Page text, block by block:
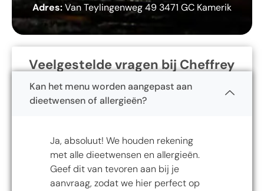
Adres:Van Teylingenweg 49 3471 GC Kamerik
Veelgestelde vragen bij Cheffrey
Kan het menu worden aangepast aan
dieetwensen of allergieën?
Ja, absoluut! We houden rekening
met alle dieetwensen en allergieën.
Geef dit van tevoren aan bij je
aanvraag, zodat we hier perfect op